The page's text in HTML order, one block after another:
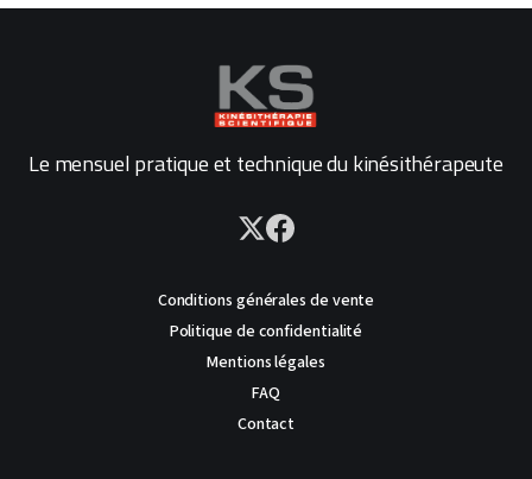
Le mensuel pratique et technique du kinésithérapeute
Conditions générales de vente
Politique de confidentialité
Mentions légales
FAQ
Contact